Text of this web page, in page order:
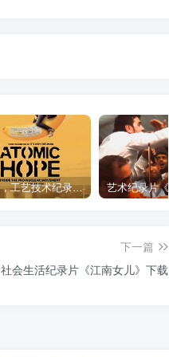
自然，工艺技术纪录片《原子能的希望 Atomic Hope – Inside the Pro-Nuclear Movement》下载
下一篇
社会生活纪录片《江南女儿》下载